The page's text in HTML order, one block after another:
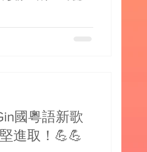
國粵語新歌
進取！💪💪